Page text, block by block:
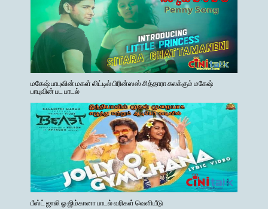
மகேஷ் பாபுவின் மகள் லிட்டில் பிரின்ஸஸ் சித்தாரா கலக்கும் மகேஷ்
பாபுவின் பட பாடல்
பீஸ்ட் ஜாலி ஓ ஜிம்கானா பாடல் வரிகள் வெளியீடு